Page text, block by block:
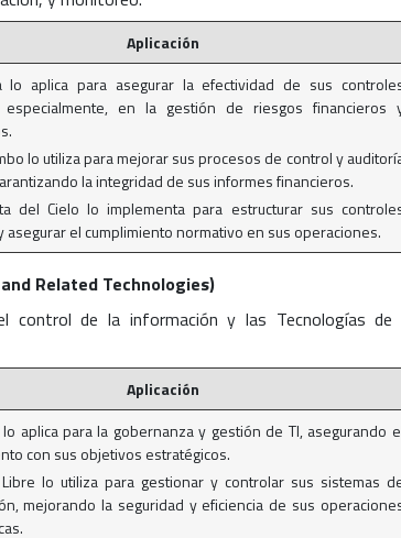
Aplicación
lo aplica para asegurar la efectividad de sus
especialmente, en la gestión de riesgos financieros
lo utiliza para mejorar sus procesos de control y
la integridad de sus informes financieros.
del Cielo lo implementa para estructurar sus
asegurar el cumplimiento normativo en sus operaciones.
Related Technologies)
de la información y las Tecnologías de
Aplicación
aplica para la gobernanza y gestión de TI, asegurando
con sus objetivos estratégicos.
lo utiliza para gestionar y controlar sus sistemas
mejorando la seguridad y eficiencia de sus